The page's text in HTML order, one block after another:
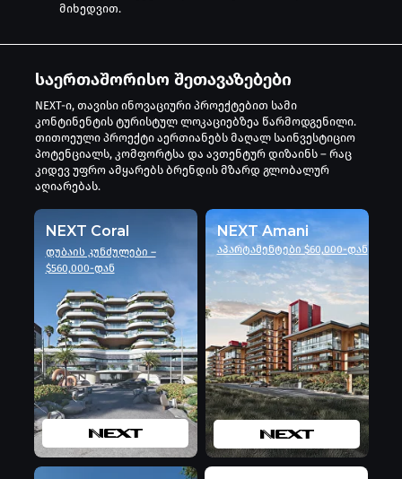
მიხედვით.
საერთაშორისო შეთავაზებები
NEXT-ი, თავისი ინოვაციური პროექტებით სამი
კონტინენტის ტურისტულ ლოკაციებზეა წარმოდგენილი.
თითოეული პროექტი აერთიანებს მაღალ საინვესტიციო
პოტენციალს, კომფორტსა და ავთენტურ დიზაინს – რაც
კიდევ უფრო ამყარებს ბრენდის მზარდ გლობალურ
აღიარებას.
NEXT Coral
დუბაის კუნძულები –
$560,000-დან
NEXT Amani
აპარტამენტები $60,000-დან